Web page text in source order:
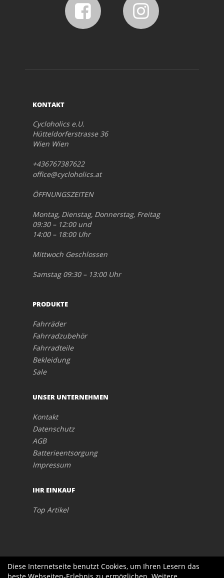
KONTAKT
Cycloholics e.U.
Hütteldorferstrasse 36
Wien Wien
+436767387622
office@cycloholics.at
ÖFFNUNGSZEITEN
Montag, Dienstag, Donnerstag, Freitag
09:30 – 12:00 und
14:00 – 18:00 Uhr
Mittwoch Geschlossen
Samstag 09:30 – 13:00 Uhr
PRODUKTE
Fahrräder
Fahrradzubehör
Fahrradteile
Bekleidung
Sale
UNSER UNTERNEHMEN
Kontakt
Datenschutz
AGB
Batterieentsorgung
Impressum
IHR EINKAUF
Top Artikel
Diese Internetseite benutzt Cookies, um Ihren Lesern das